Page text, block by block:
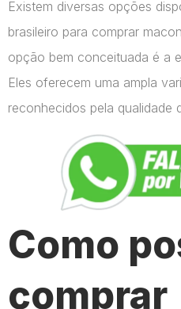
Existem diversas opções
brasileiro para comprar
opção bem conceituada é a
Eles oferecem uma ampla
reconhecidos pela qualidade
Como
comprar